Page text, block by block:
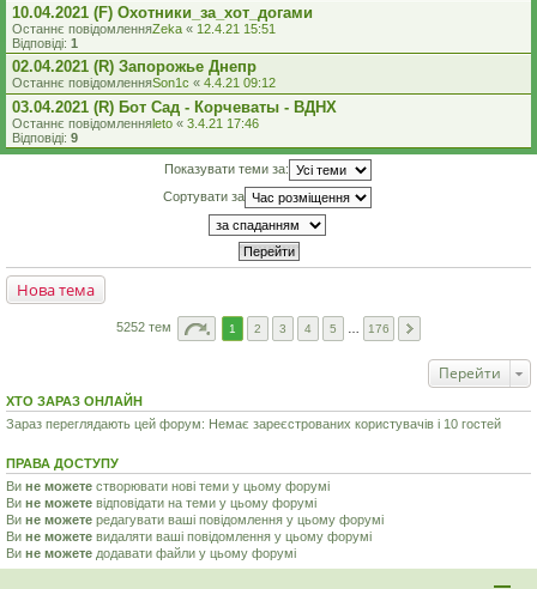
10.04.2021 (F) Охотники_за_хот_догами
Останнє повідомленняZeka « 12.4.21 15:51
Відповіді: 1
02.04.2021 (R) Запорожье Днепр
Останнє повідомленняSon1c « 4.4.21 09:12
03.04.2021 (R) Бот Сад - Корчеваты - ВДНХ
Останнє повідомленняleto « 3.4.21 17:46
Відповіді: 9
Показувати теми за:
Сортувати за
Нова тема
5252 тем 1 2 3 4 5 176
Перейти
ХТО ЗАРАЗ ОНЛАЙН
Зараз переглядають цей форум: Немає зареєстрованих користувачів і 10 гостей
ПРАВА ДОСТУПУ
Ви не можете створювати нові теми у цьому форумі
Ви не можете відповідати на теми у цьому форумі
Ви не можете редагувати ваші повідомлення у цьому форумі
Ви не можете видаляти ваші повідомлення у цьому форумі
Ви не можете додавати файли у цьому форумі